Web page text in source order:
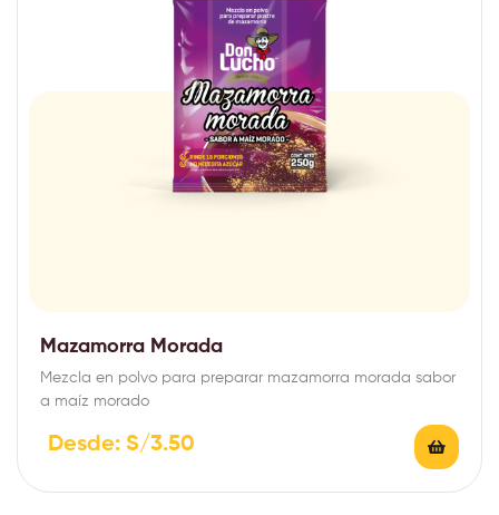
Mazamorra Morada
Mezcla en polvo para preparar mazamorra morada sabor
a maíz morado
Desde: S/3.50